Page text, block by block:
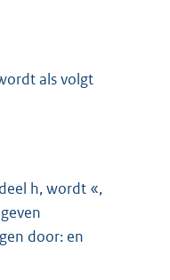
als volgt
h, wordt «,
door: en